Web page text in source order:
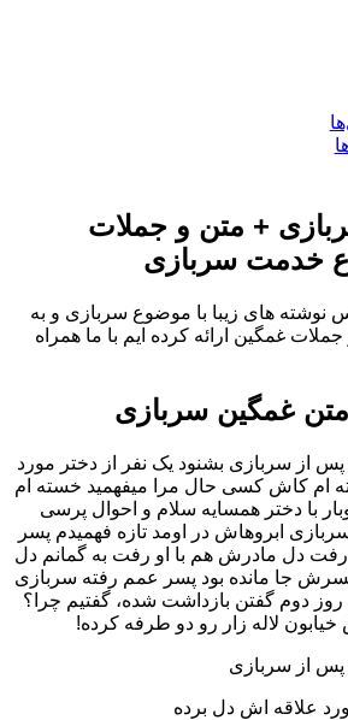
+ متن و جملات
خدمت سربازی
نوشته های زیبا با موضوع سربازی و به
غمگین ارائه کرده ایم با ما همراه
غمگین سربازی
از سربازی بشنود یک نفر از دختر مورد
ام کاش کسی حال مرا میفهمید خسته ام
با دختر همسایه سلام و احوال پرسی
ابروهاش در اومد تازه فهمیدم پسر
دل مادرش هم با او رفت به گمانم دل
جا مانده بود پسر عمم رفته سربازی
روز دوم گفتن بازداشت شده، گفتیم چرا؟
لاله زار رو دو طرفه کرده!
پس از سربازی
علاقه اش دل برده